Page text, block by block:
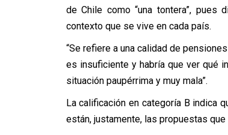
de Chile como “una tontera”,
contexto que se vive en cada país.
“Se refiere a una calidad de
es insuficiente y habría que ver qué
situación paupérrima y muy mala”.
La calificación en categoría B indica
están, justamente, las propuestas